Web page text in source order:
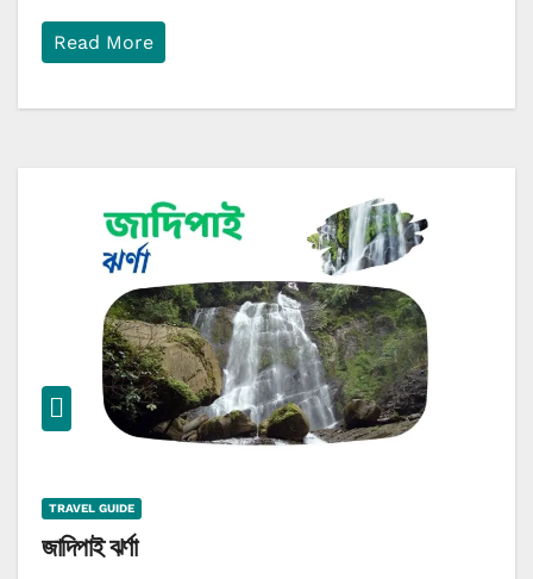
Read More
TRAVEL GUIDE
জাদিপাই ঝর্ণা